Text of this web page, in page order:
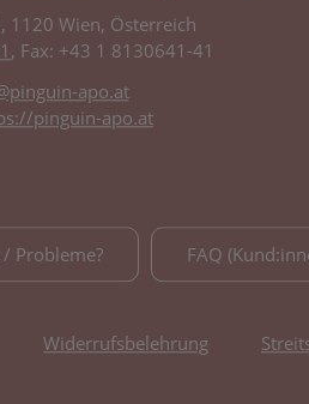
1120 Wien, Österreich
, Fax: +43 1 8130641-41
apo.at
pinguin-apo.at
/ Probleme? FAQ
Widerrufsbelehrung